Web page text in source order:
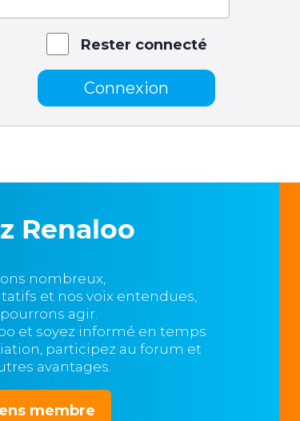
Rester connecté
Connexion
Renaloo
nombreux,
et nos voix entendues,
agir.
et soyez informé en temps
participez au forum et
avantages.
membre